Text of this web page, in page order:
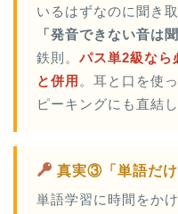
いるはずなのに聞き
「発音できない音は
鉄則。 パス単2級なら
と併用 。耳と口を使
ピーキングにも直結し
真実③「単語だ
単語学習に時間をか